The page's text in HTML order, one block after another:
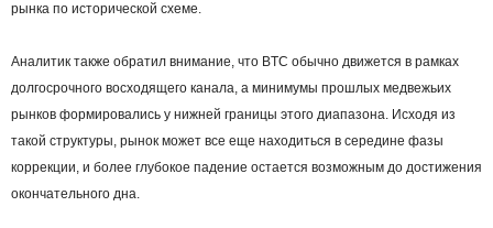
рынка по исторической схеме.
Аналитик также обратил внимание, что BTC обычно движется в рамках
долгосрочного восходящего канала, а минимумы прошлых медвежьих
рынков формировались у нижней границы этого диапазона. Исходя из
такой структуры, рынок может все еще находиться в середине фазы
коррекции, и более глубокое падение остается возможным до достижения
окончательного дна.